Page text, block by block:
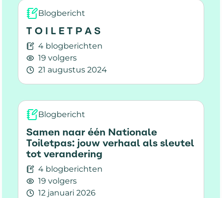
Blogbericht
T O I L E T P A S
4 blogberichten
19 volgers
21 augustus 2024
Lees meer over T O I L E T P A S
Blogbericht
Samen naar één Nationale
Toiletpas: jouw verhaal als sleutel
tot verandering
4 blogberichten
19 volgers
12 januari 2026